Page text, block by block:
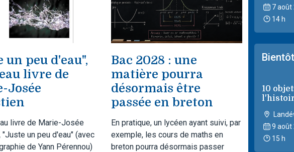
un peu d'eau",
livre de
Josée
livre de Marie-Josée
"Juste un peu d'eau" (avec
de Yann Pérennou)
Bac 2028 : une
matière pourra
désormais être
passée en breton
En pratique, un lycéen ayant suivi, par
exemple, les cours de maths en
breton pourra désormais passer
7 août
14 h
10
9 août
15 h